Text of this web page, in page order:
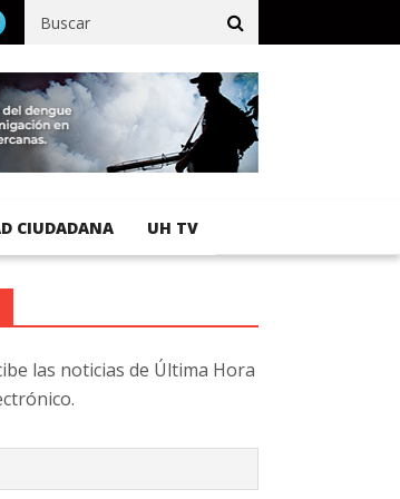
% de avance en obras de terracería
CIUDADANA UH TV
las noticias de Última Hora